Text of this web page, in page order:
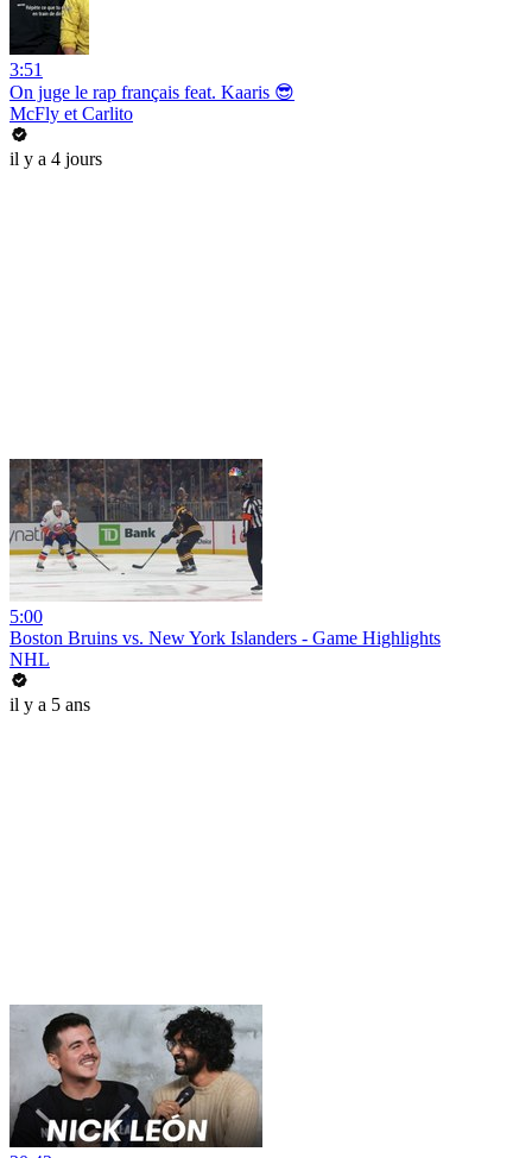
3:51
On juge le rap français feat. Kaaris 😎
McFly et Carlito
il y a 4 jours
5:00
Boston Bruins vs. New York Islanders - Game Highlights
NHL
il y a 5 ans